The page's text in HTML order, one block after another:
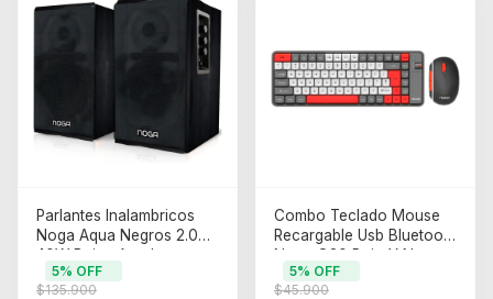
Parlantes Inalambricos
Noga Aqua Negros 2.0
40W Bajos Agudos
$135.900
5% OFF
Combo Teclado Mouse
Recargable Usb Bluetooth
Noga Q20 Rojo Y Negro
Rojo/ Negro
$45.900
5% OFF